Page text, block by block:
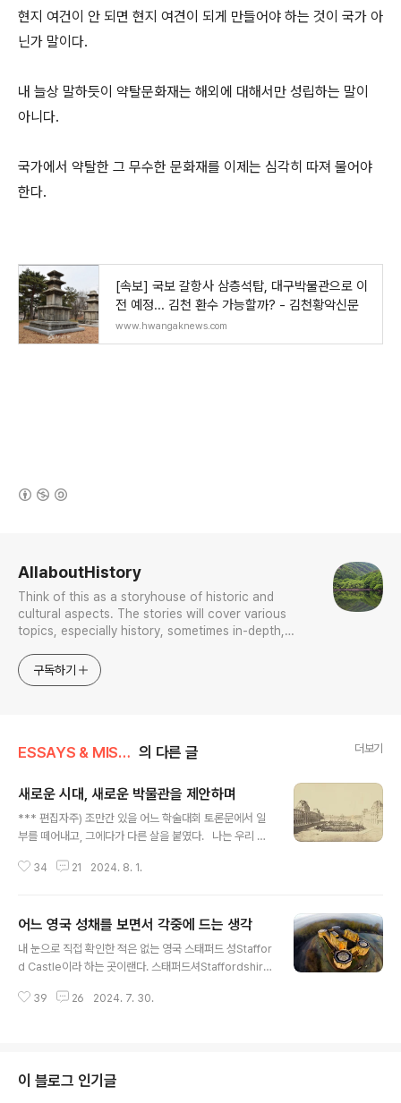
현지 여건이 안 되면 현지 여견이 되게 만들어야 하는 것이 국가 아
닌가 말이다.
내 늘상 말하듯이 약탈문화재는 해외에 대해서만 성립하는 말이
아니다.
국가에서 약탈한 그 무수한 문화재를 이제는 심각히 따져 물어야
한다.
[속보] 국보 갈항사 삼층석탑, 대구박물관으로 이
전 예정... 김천 환수 가능할까? - 김천황악신문
www.hwangaknews.com
AllaboutHistory
Think of this as a storyhouse of historic and
cultural aspects. The stories will cover various
topics, especially history, sometimes in-depth,
approach will be to resist any common sense or
generalized viewpoint
구독하기
ESSAYS & MISCELLANIES 의 다른 글 더보기
새로운 시대, 새로운 박물관을 제안하며
*** 편집자주) 조만간 있을 어느 학술대회 토론문에서 일
부를 떼어내고, 그에다가 다른 살을 붙였다. 나는 우리 박
림받는데 있다고 생각한다. 예서 버림이란 간단히 관람객
따져보면 이것만큼 박물관의 존재가치를 증명하는 객관 좌
표도 없다. 그렇다. 박물관은 곧 죽어도 관람객이, 그것도
많이 와야 하며, 그래야만 박물관도 산다. 아무리 좋은 박물
런 점에서 나는 언제나 내가 왜 박물관을 가는가가 아니라
34 21 2024. 8. 1.
어느 영국 성채를 보면서 각중에 드는 생각
내 눈으로 직접 확인한 적은 없는 영국 스태퍼드 성Staffor
d Castle이라 하는 곳이랜다. 스태퍼드셔Staffordshire
곳에 위치한다고. 노르만 정복Norman Conquest 시대
al barons, 스태포드 남작(1299), 스태포드 백작들 Earl
s of Stafford(1351) 및 버킹엄 공작들 Dukes of Buck
39 26 2024. 7. 30.
이 블로그 인기글